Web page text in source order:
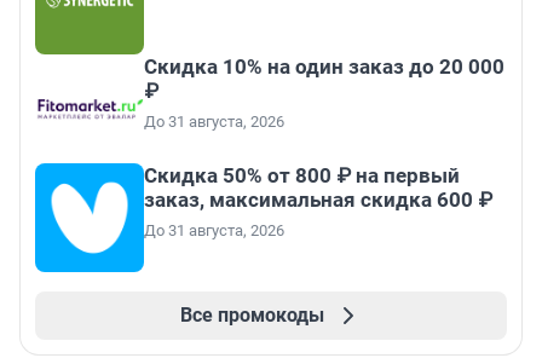
Скидка 10% на один заказ до 20 000
₽
До 31 августа, 2026
Скидка 50% от 800 ₽ на первый
заказ, максимальная скидка 600 ₽
До 31 августа, 2026
Все промокоды